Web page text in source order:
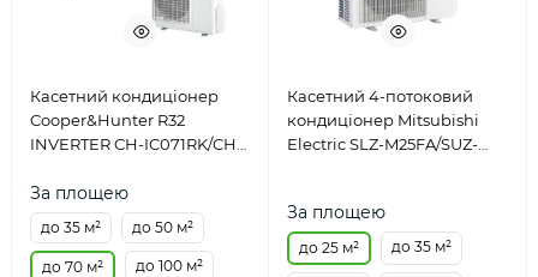
Касетний кондиціонер
Cooper&Hunter R32
INVERTER CH-IC071RK/CH-
За площею
до 35 м² до 50 м²
до 70 м² до 100 м²
Касетний 4-потоковий
кондиціонер Mitsubishi
Electric SLZ-M25FA/SUZ-
За площею
до 25 м² до 35 м²